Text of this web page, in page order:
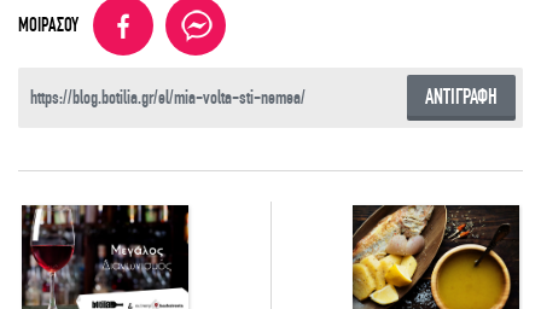
ΜΟΙΡΑΣΟΥ
ΑΝΤΙΓΡΑΦΗ